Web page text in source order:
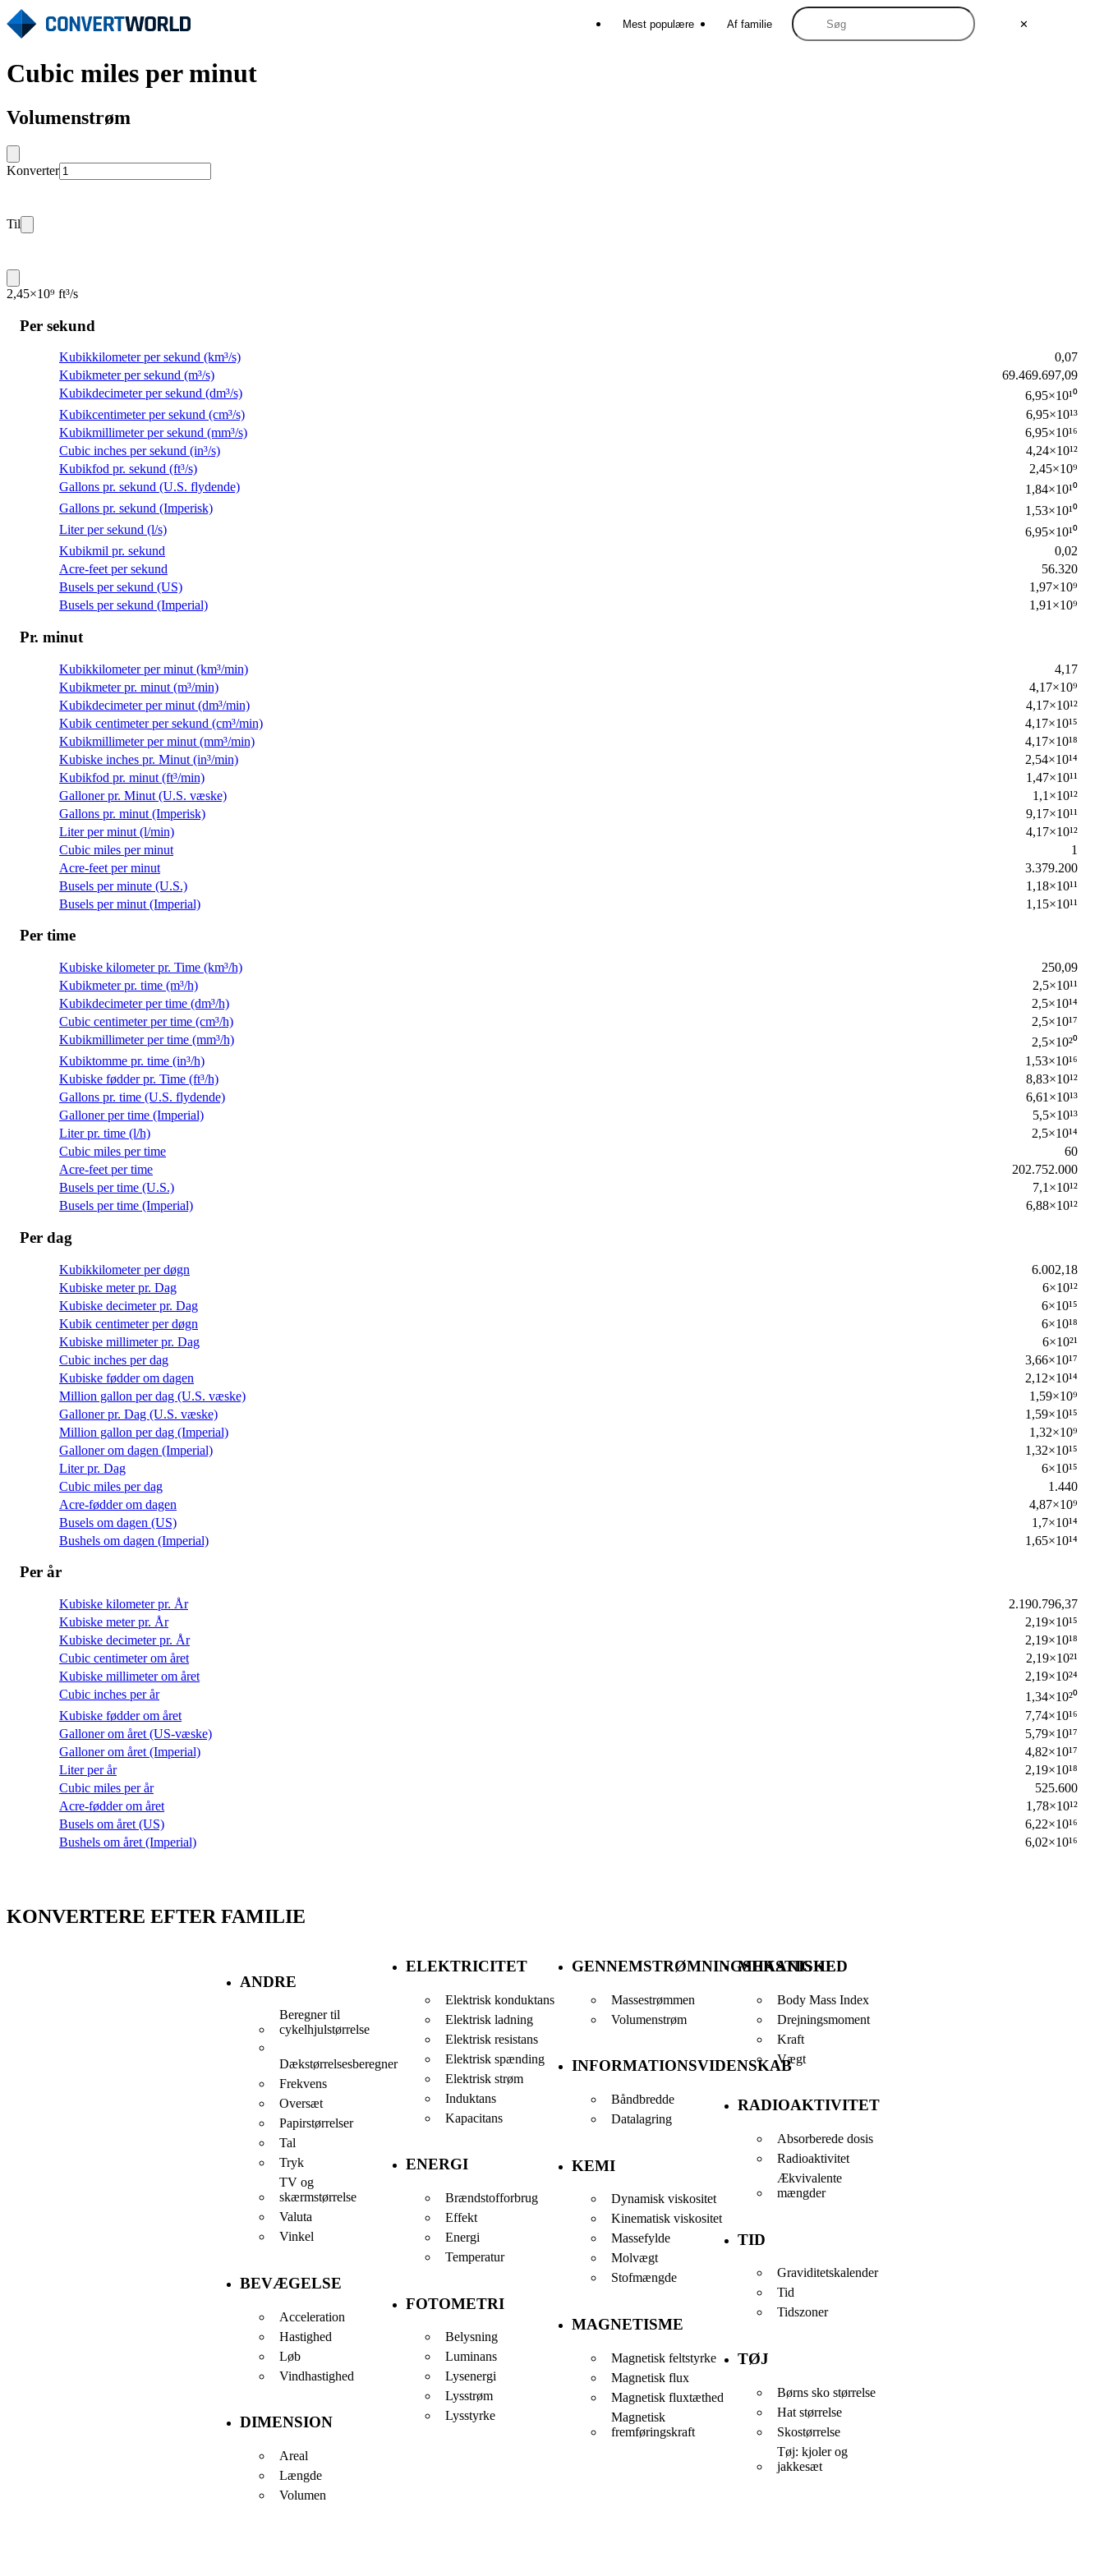
✕
Mest populære Af familie
Cubic miles per minut
Volumenstrøm
Konverter
Til
2,45×10⁹ ft³/s
Per sekund
Kubikkilometer per sekund (km³/s)
0,07
Kubikmeter per sekund (m³/s)
69.469.697,09
Kubikdecimeter per sekund (dm³/s)
6,95×10¹⁰
Kubikcentimeter per sekund (cm³/s)
6,95×10¹³
Kubikmillimeter per sekund (mm³/s)
6,95×10¹⁶
Cubic inches per sekund (in³/s)
4,24×10¹²
Kubikfod pr. sekund (ft³/s)
2,45×10⁹
Gallons pr. sekund (U.S. flydende)
1,84×10¹⁰
Gallons pr. sekund (Imperisk)
1,53×10¹⁰
Liter per sekund (l/s)
6,95×10¹⁰
Kubikmil pr. sekund
0,02
Acre-feet per sekund
56.320
Busels per sekund (US)
1,97×10⁹
Busels per sekund (Imperial)
1,91×10⁹
Pr. minut
Kubikkilometer per minut (km³/min)
4,17
Kubikmeter pr. minut (m³/min)
4,17×10⁹
Kubikdecimeter per minut (dm³/min)
4,17×10¹²
Kubik centimeter per sekund (cm³/min)
4,17×10¹⁵
Kubikmillimeter per minut (mm³/min)
4,17×10¹⁸
Kubiske inches pr. Minut (in³/min)
2,54×10¹⁴
Kubikfod pr. minut (ft³/min)
1,47×10¹¹
Galloner pr. Minut (U.S. væske)
1,1×10¹²
Gallons pr. minut (Imperisk)
9,17×10¹¹
Liter per minut (l/min)
4,17×10¹²
Cubic miles per minut
1
Acre-feet per minut
3.379.200
Busels per minute (U.S.)
1,18×10¹¹
Busels per minut (Imperial)
1,15×10¹¹
Per time
Kubiske kilometer pr. Time (km³/h)
250,09
Kubikmeter pr. time (m³/h)
2,5×10¹¹
Kubikdecimeter per time (dm³/h)
2,5×10¹⁴
Cubic centimeter per time (cm³/h)
2,5×10¹⁷
Kubikmillimeter per time (mm³/h)
2,5×10²⁰
Kubiktomme pr. time (in³/h)
1,53×10¹⁶
Kubiske fødder pr. Time (ft³/h)
8,83×10¹²
Gallons pr. time (U.S. flydende)
6,61×10¹³
Galloner per time (Imperial)
5,5×10¹³
Liter pr. time (l/h)
2,5×10¹⁴
Cubic miles per time
60
Acre-feet per time
202.752.000
Busels per time (U.S.)
7,1×10¹²
Busels per time (Imperial)
6,88×10¹²
Per dag
Kubikkilometer per døgn
6.002,18
Kubiske meter pr. Dag
6×10¹²
Kubiske decimeter pr. Dag
6×10¹⁵
Kubik centimeter per døgn
6×10¹⁸
Kubiske millimeter pr. Dag
6×10²¹
Cubic inches per dag
3,66×10¹⁷
Kubiske fødder om dagen
2,12×10¹⁴
Million gallon per dag (U.S. væske)
1,59×10⁹
Galloner pr. Dag (U.S. væske)
1,59×10¹⁵
Million gallon per dag (Imperial)
1,32×10⁹
Galloner om dagen (Imperial)
1,32×10¹⁵
Liter pr. Dag
6×10¹⁵
Cubic miles per dag
1.440
Acre-fødder om dagen
4,87×10⁹
Busels om dagen (US)
1,7×10¹⁴
Bushels om dagen (Imperial)
1,65×10¹⁴
Per år
Kubiske kilometer pr. År
2.190.796,37
Kubiske meter pr. År
2,19×10¹⁵
Kubiske decimeter pr. År
2,19×10¹⁸
Cubic centimeter om året
2,19×10²¹
Kubiske millimeter om året
2,19×10²⁴
Cubic inches per år
1,34×10²⁰
Kubiske fødder om året
7,74×10¹⁶
Galloner om året (US-væske)
5,79×10¹⁷
Galloner om året (Imperial)
4,82×10¹⁷
Liter per år
2,19×10¹⁸
Cubic miles per år
525.600
Acre-fødder om året
1,78×10¹²
Busels om året (US)
6,22×10¹⁶
Bushels om året (Imperial)
6,02×10¹⁶
KONVERTERE EFTER FAMILIE
ANDRE
Beregner til
cykelhjulstørrelse
Dækstørrelsesberegner
Frekvens
Oversæt
Papirstørrelser
Tal
Tryk
TV og
skærmstørrelse
Valuta
Vinkel
BEVÆGELSE
Acceleration
Hastighed
Løb
Vindhastighed
DIMENSION
Areal
Længde
Volumen
ELEKTRICITET
Elektrisk konduktans
Elektrisk ladning
Elektrisk resistans
Elektrisk spænding
Elektrisk strøm
Induktans
Kapacitans
ENERGI
Brændstofforbrug
Effekt
Energi
Temperatur
FOTOMETRI
Belysning
Luminans
Lysenergi
Lysstrøm
Lysstyrke
GENNEMSTRØMNINGSHASTIGHED
Massestrømmen
Volumenstrøm
INFORMATIONSVIDENSKAB
Båndbredde
Datalagring
KEMI
Dynamisk viskositet
Kinematisk viskositet
Massefylde
Molvægt
Stofmængde
MAGNETISME
Magnetisk feltstyrke
Magnetisk flux
Magnetisk fluxtæthed
Magnetisk
fremføringskraft
MEKANISKE
Body Mass Index
Drejningsmoment
Kraft
Vægt
RADIOAKTIVITET
Absorberede dosis
Radioaktivitet
Ækvivalente
mængder
TID
Graviditetskalender
Tid
Tidszoner
TØJ
Børns sko størrelse
Hat størrelse
Skostørrelse
Tøj: kjoler og
jakkesæt